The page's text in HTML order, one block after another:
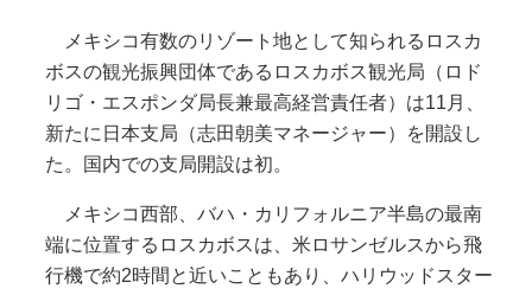
メキシコ有数のリゾート地として知られるロスカ
ボスの観光振興団体であるロスカボス観光局（ロド
リゴ・エスポンダ局長兼最高経営責任者）は11月、
新たに日本支局（志田朝美マネージャー）を開設し
た。国内での支局開設は初。
メキシコ西部、バハ・カリフォルニア半島の最南
端に位置するロスカボスは、米ロサンゼルスから飛
行機で約2時間と近いこともあり、ハリウッドスター